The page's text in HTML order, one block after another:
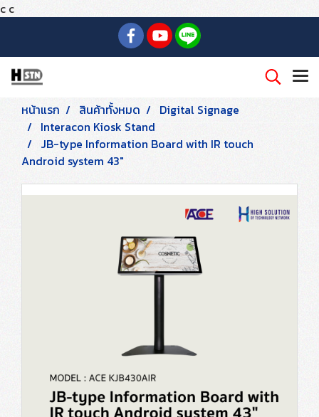
c c
หน้าแรก สินค้าทั้งหมด
Digital Signage
Interacon Kiosk Stand
JB-type Information Board with IR touch
Android system 43"